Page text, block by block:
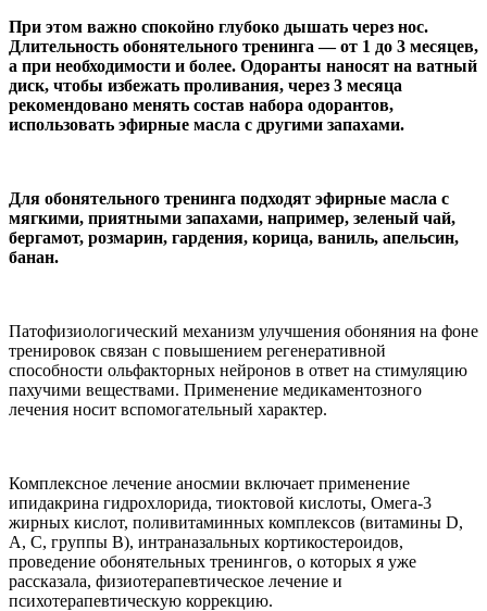
При этом важно спокойно глубоко дышать через нос.
Длительность обонятельного тренинга — от 1 до 3 месяцев,
а при необходимости и более. Одоранты наносят на ватный
диск, чтобы избежать проливания, через 3 месяца
рекомендовано менять состав набора одорантов,
использовать эфирные масла с другими запахами.
Для обонятельного тренинга подходят эфирные масла с
мягкими, приятными запахами, например, зеленый чай,
бергамот, розмарин, гардения, корица, ваниль, апельсин,
банан.
Патофизиологический механизм улучшения обоняния на фоне
тренировок связан с повышением регенеративной
способности ольфакторных нейронов в ответ на стимуляцию
пахучими веществами. Применение медикаментозного
лечения носит вспомогательный характер.
Комплексное лечение аносмии включает применение
ипидакрина гидрохлорида, тиоктовой кислоты, Омега-3
жирных кислот, поливитаминных комплексов (витамины D,
А, С, группы В), интраназальных кортикостероидов,
проведение обонятельных тренингов, о которых я уже
рассказала, физиотерапевтическое лечение и
психотерапевтическую коррекцию.